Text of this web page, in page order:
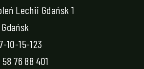
Lechii Gdańsk 1
10-15-123
76 88 401